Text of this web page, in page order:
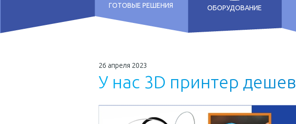
ГОТОВЫЕ РЕШЕНИЯ
Для образовательных
учреждений
Для Бизнеса
ОБОРУДОВАНИЕ
26 апреля 2023
У нас 3D принтер дешев